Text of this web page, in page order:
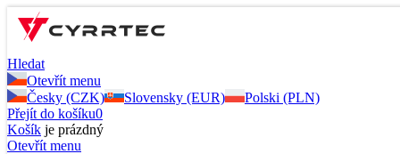
Hledat
Otevřít menu
Česky (CZK)
Slovensky (EUR)
Polski (PLN)
Přejít do košíku0
Košík je prázdný
Otevřít menu